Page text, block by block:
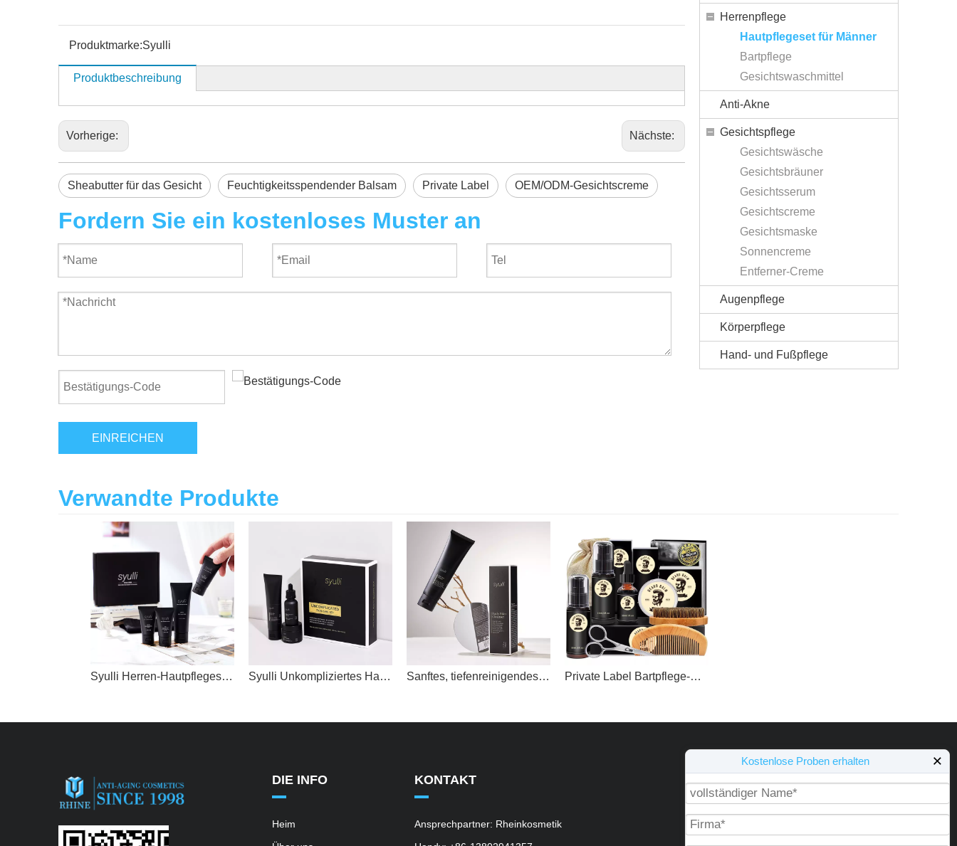
Produktmarke:Syulli
Produktbeschreibung
Vorherige: Nächste:
Sheabutter für das Gesicht Feuchtigkeitsspendender Balsam Private Label OEM/ODM-Gesichtscreme
Fordern Sie ein kostenloses Muster an
EINREICHEN
Herrenpflege
Hautpflegeset für Männer
Bartpflege
Gesichtswaschmittel
Anti-Akne
Gesichtspflege
Gesichtswäsche
Gesichtsbräuner
Gesichtsserum
Gesichtscreme
Gesichtsmaske
Sonnencreme
Entferner-Creme
Augenpflege
Körperpflege
Hand- und Fußpflege
Verwandte Produkte
Syulli Herren-Hautpflegesystem (4-teiliges Set) – reinigen, peelen, tagsüber Feuchtigkeit spenden, nachts reparieren. Syulli Unkompliziertes Hautpflegeset für Männer – 3-teilig Sanftes, tiefenreinigendes, feuchtigkeitsspendendes Gesichtswaschmittel Private Label Bartpflege-Balsam-Kamm-Set, Wasch-Shampoo, Spülung, Serum, Styling, Wachstumsöl, Herren-Pflegeset für Gesichtsbehaarung
DIE INFO
Heim
KONTAKT
Ansprechpartner: Rheinkosmetik
Kostenlose Proben erhalten ×
NEWSLETTER
Wenn Sie Fragen haben oder weitere